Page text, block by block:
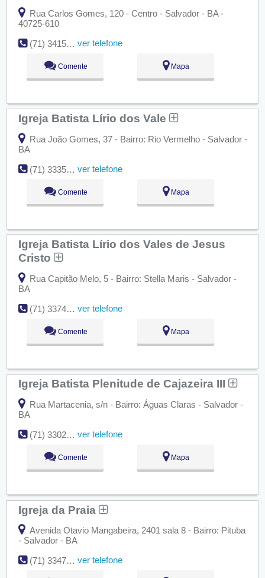
Rua Carlos Gomes, 120 - Centro - Salvador - BA -
40725-610
(71) 3415-4580
ver telefone
Comente Mapa
Igreja Batista Lírio dos Vale
Rua João Gomes, 37 - Bairro: Rio Vermelho - Salvador -
BA
(71) 3335-0605
ver telefone
Comente Mapa
Igreja Batista Lírio dos Vales de Jesus
Cristo
Rua Capitão Melo, 5 - Bairro: Stella Maris - Salvador -
BA
(71) 3374-6996
ver telefone
Comente Mapa
Igreja Batista Plenitude de Cajazeira III
Rua Martacenia, s/n - Bairro: Águas Claras - Salvador -
BA
(71) 3302-1833
ver telefone
Comente Mapa
Igreja da Praia
Avenida Otavio Mangabeira, 2401 sala 8 - Bairro: Pituba
- Salvador - BA
(71) 3347-3844
ver telefone